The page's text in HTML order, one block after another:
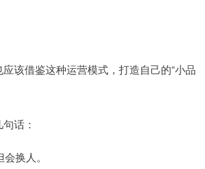
该借鉴这种运营模式，打造自己的“小品
话：
换人。